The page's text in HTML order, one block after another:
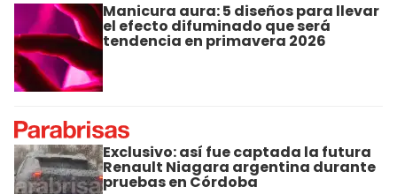
Manicura aura: 5 diseños para llevar
el efecto difuminado que será
tendencia en primavera 2026
Exclusivo: así fue captada la futura
Renault Niagara argentina durante
pruebas en Córdoba